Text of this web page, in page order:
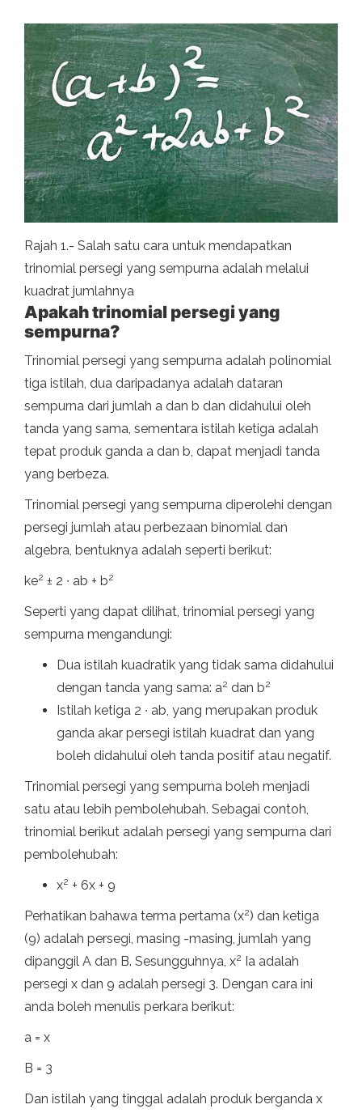
Rajah 1.- Salah satu cara untuk mendapatkan
trinomial persegi yang sempurna adalah melalui
kuadrat jumlahnya
Apakah trinomial persegi yang
sempurna?
Trinomial persegi yang sempurna adalah polinomial
tiga istilah, dua daripadanya adalah dataran
sempurna dari jumlah a dan b dan didahului oleh
tanda yang sama, sementara istilah ketiga adalah
tepat produk ganda a dan b, dapat menjadi tanda
yang berbeza.
Trinomial persegi yang sempurna diperolehi dengan
persegi jumlah atau perbezaan binomial dan
algebra, bentuknya adalah seperti berikut:
ke2 ± 2 ∙ ab + b2
Seperti yang dapat dilihat, trinomial persegi yang
sempurna mengandungi:
Dua istilah kuadratik yang tidak sama didahului
dengan tanda yang sama: a2 dan b2
Istilah ketiga 2 ∙ ab, yang merupakan produk
ganda akar persegi istilah kuadrat dan yang
boleh didahului oleh tanda positif atau negatif.
Trinomial persegi yang sempurna boleh menjadi
satu atau lebih pembolehubah. Sebagai contoh,
trinomial berikut adalah persegi yang sempurna dari
pembolehubah:
x2 + 6x + 9
Perhatikan bahawa terma pertama (x2) dan ketiga
(9) adalah persegi, masing -masing, jumlah yang
dipanggil A dan B. Sesungguhnya, x2
Ia adalah
persegi x dan 9 adalah persegi 3. Dengan cara ini
anda boleh menulis perkara berikut:
a = x
B = 3
Dan istilah yang tinggal adalah produk berganda x